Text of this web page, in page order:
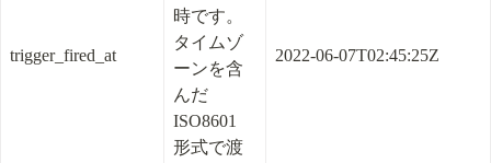
trigger_fired_at
時です。
タイムゾ
ーンを含
んだ
ISO8601
形式で渡
2022-06-07T02:45:25Z